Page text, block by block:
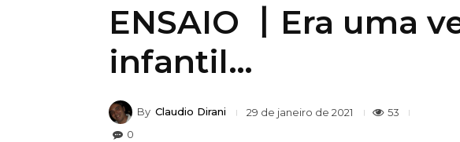
ENSAIO 丨Era uma
infantil…
By Claudio Dirani 29 de janeiro de 2021
53
0